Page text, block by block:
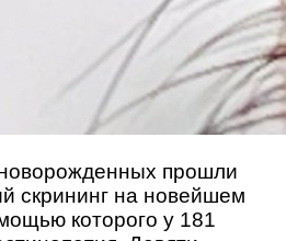
прошли
скрининг на новейшем
которого у 181